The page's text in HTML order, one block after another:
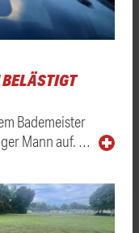
Bademeister
Mann auf. …